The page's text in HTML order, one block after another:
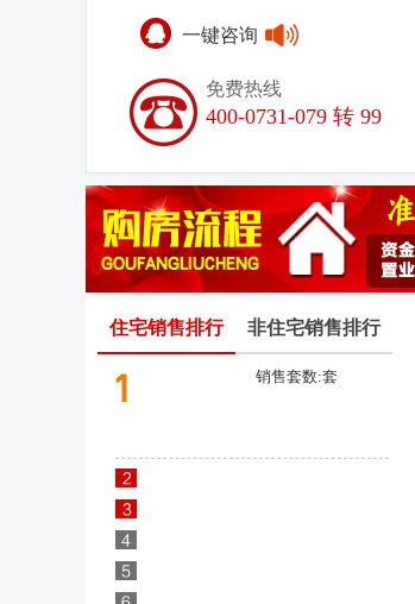
一键咨询
免费热线
400-0731-079 转 99
住宅销售排行 非住宅销售排行
销售套数:套